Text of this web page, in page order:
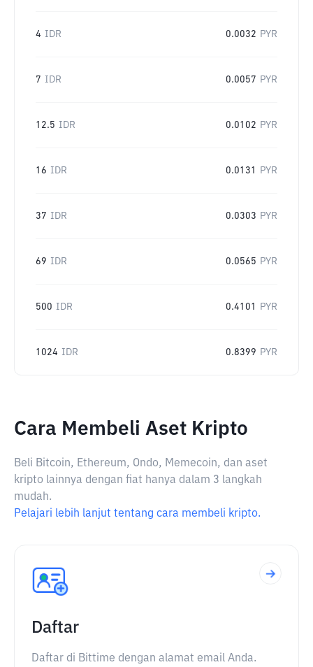
4 IDR 0.0032 PYR
7 IDR 0.0057 PYR
12.5 IDR 0.0102 PYR
16 IDR 0.0131 PYR
37 IDR 0.0303 PYR
69 IDR 0.0565 PYR
500 IDR 0.4101 PYR
1024 IDR 0.8399 PYR
Cara Membeli Aset Kripto
Beli Bitcoin, Ethereum, Ondo, Memecoin, dan aset
kripto lainnya dengan fiat hanya dalam 3 langkah
mudah.
Pelajari lebih lanjut tentang cara membeli kripto.
Daftar
Daftar di Bittime dengan alamat email Anda.